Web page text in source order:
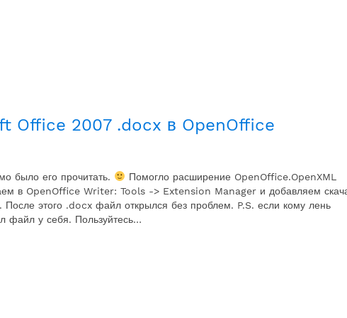
Office 2007 .docx в OpenOffice
было его прочитать.
Помогло расширение OpenOffice.OpenXML
в OpenOffice Writer: Tools -> Extension Manager и добавляем
этого .docx файл открылся без проблем. P.S. если кому лень
файл у себя. Пользуйтесь…